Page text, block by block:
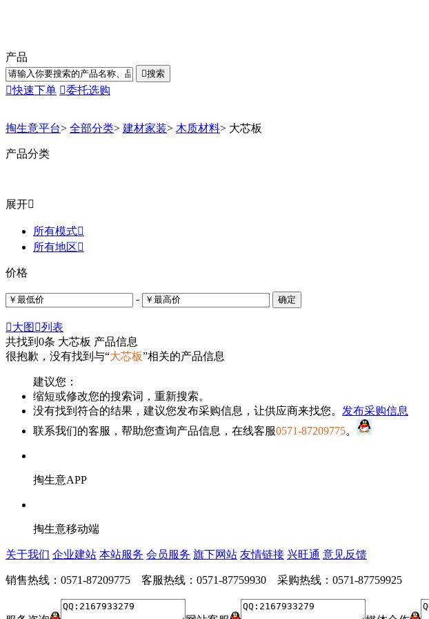
产品
搜索
快速下单 委托选购
掏生意平台> 全部分类> 建材家装> 木质材料> 大芯板
产品分类
展开
所有模式
所有地区
价格
- 确定
大图 列表
共找到 0条 大芯板 产品信息
很抱歉，没有找到与“大芯板”相关的产品信息
建议您：
缩短或修改您的搜索词，重新搜索。
没有找到符合的结果，建议您发布采购信息，让供应商来找您。 发布采购信息
联系我们的客服，帮助您查询产品信息，在线客服0571-87209775。
掏生意APP
掏生意移动端
关于我们 企业建站 本站服务 会员服务 旗下网站 友情链接 兴旺通 意见反馈
销售热线：0571-87209775 客服热线：0571-87759930 采购热线：0571-87759925